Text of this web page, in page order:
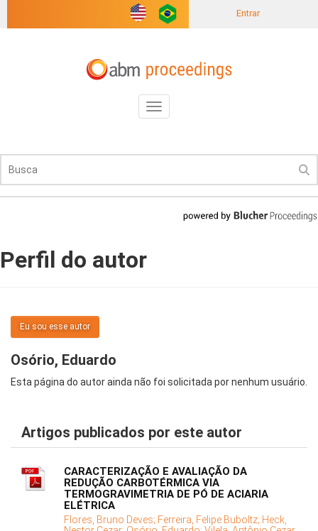
Entrar
Toggle
navigation
Perfil do autor
Eu sou esse autor
Osório, Eduardo
Esta página do autor ainda não foi solicitada por nenhum usuário.
Artigos publicados por este autor
CARACTERIZAÇÃO E AVALIAÇÃO DA
REDUÇÃO CARBOTÉRMICA VIA
TERMOGRAVIMETRIA DE PÓ DE ACIARIA
ELÉTRICA
Flores, Bruno Deves; Ferreira, Felipe Buboltz; Heck,